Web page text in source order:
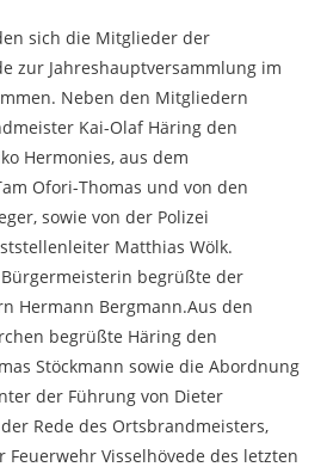
sich die Mitglieder der
zur Jahreshauptversammlung im
Neben den Mitgliedern
Kai-Olaf Häring den
Hermonies, aus dem
Ofori-Thomas und von den
sowie von der Polizei
Matthias Wölk.
begrüßte der
Hermann Bergmann.Aus den
begrüßte Häring den
Stöckmann sowie die Abordnung
der Führung von Dieter
Rede des Ortsbrandmeisters,
Feuerwehr Visselhövede des letzten